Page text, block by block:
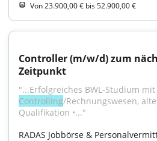
Von 23.900,00 € bis 52.900,00 €
Controller (m/w/d) zum
Zeitpunkt
Controlling/Rechnungswesen,
Qualifikation •..."
RADAS Jobbörse &